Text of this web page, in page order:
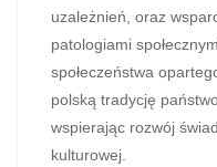
uzależnień, oraz
patologiami
społeczeństwa
polską tradycję
wspierając rozwój
kulturowej.